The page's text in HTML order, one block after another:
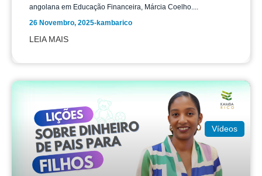
angolana em Educação Financeira, Márcia Coelho....
26 Novembro, 2025-kambarico
LEIA MAIS
Vídeos